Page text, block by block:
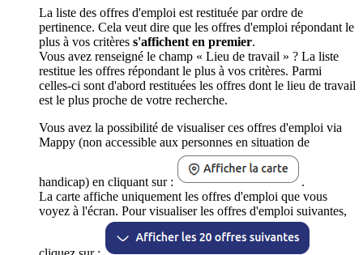
La liste des offres d'emploi est restituée par ordre de
pertinence. Cela veut dire que les offres d'emploi répondant le
plus à vos critères s'affichent en premier.
Vous avez renseigné le champ « Lieu de travail » ? La liste
restitue les offres répondant le plus à vos critères. Parmi
celles-ci sont d'abord restituées les offres dont le lieu de travail
est le plus proche de votre recherche.
Vous avez la possibilité de visualiser ces offres d'emploi via
Mappy (non accessible aux personnes en situation de
handicap) en cliquant sur :
.
La carte affiche uniquement les offres d'emploi que vous
voyez à l'écran. Pour visualiser les offres d'emploi suivantes,